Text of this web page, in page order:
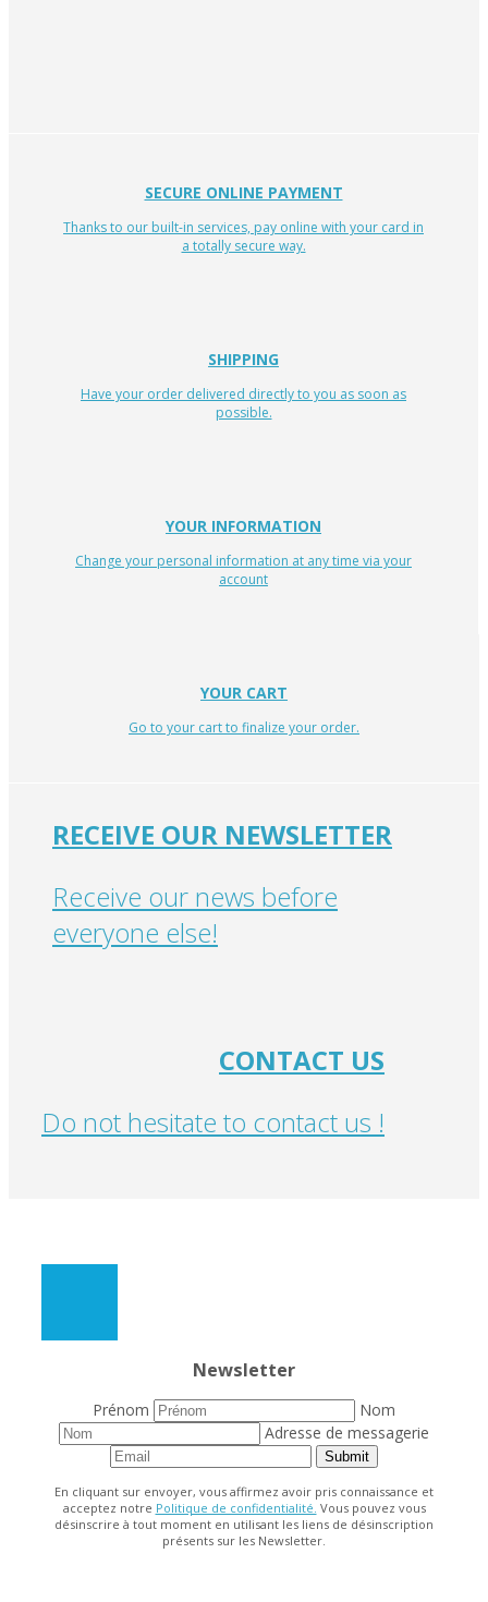
SECURE ONLINE PAYMENT
Thanks to our built-in services, pay online with your card in
a totally secure way.
SHIPPING
Have your order delivered directly to you as soon as
possible.
YOUR INFORMATION
Change your personal information at any time via your
account
YOUR CART
Go to your cart to finalize your order.
RECEIVE OUR NEWSLETTER
Receive our news before
everyone else!
CONTACT US
Do not hesitate to contact us !
Newsletter
Prénom
Nom
Adresse de messagerie
Submit
En cliquant sur envoyer, vous affirmez avoir pris connaissance et
acceptez notre Politique de confidentialité. Vous pouvez vous
désinscrire à tout moment en utilisant les liens de désinscription
présents sur les Newsletter.